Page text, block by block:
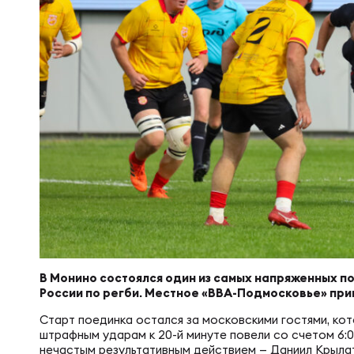
Регионы
Сборные
Антидопинг
Магазин
Контакты
В Монино состоялся один из самых напряженных
России по регби. Местное «ВВА-Подмосковье»
Старт поединка остался за московскими гостями,
штрафным ударам к 20-й минуте повели со счетом
нечастым результативным действием — Даниил